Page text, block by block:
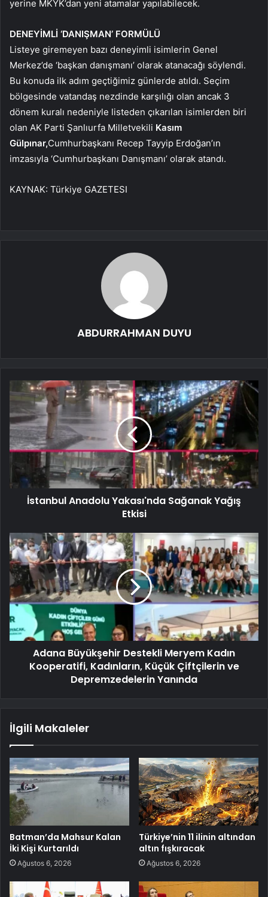
yerine MKYK’dan yeni atamalar yapılabilecek.
DENEYİMLİ ‘DANIŞMAN’ FORMÜLÜ
Listeye giremeyen bazı deneyimli isimlerin Genel
Merkez’de ‘başkan danışmanı’ olarak atanacağı söylendi.
Bu konuda ilk adım geçtiğimiz günlerde atıldı. Seçim
bölgesinde vatandaş nezdinde karşılığı olan ancak 3
dönem kuralı nedeniyle listeden çıkarılan isimlerden biri
olan AK Parti Şanlıurfa Milletvekili Kasım
Gülpınar,Cumhurbaşkanı Recep Tayyip Erdoğan’ın
imzasıyla ‘Cumhurbaşkanı Danışmanı’ olarak atandı.
KAYNAK: Türkiye GAZETESI
ABDURRAHMAN DUYU
İstanbul Anadolu Yakası'nda Sağanak Yağış
Etkisi
Adana Büyükşehir Destekli Meryem Kadın
Kooperatifi, Kadınların, Küçük Çiftçilerin ve
Depremzedelerin Yanında
İlgili Makaleler
Batman’da Mahsur Kalan
İki Kişi Kurtarıldı
Ağustos 6, 2026
Türkiye’nin 11 ilinin altından
altın fışkıracak
Ağustos 6, 2026